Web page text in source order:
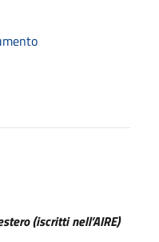
(iscritti nell’AIRE)